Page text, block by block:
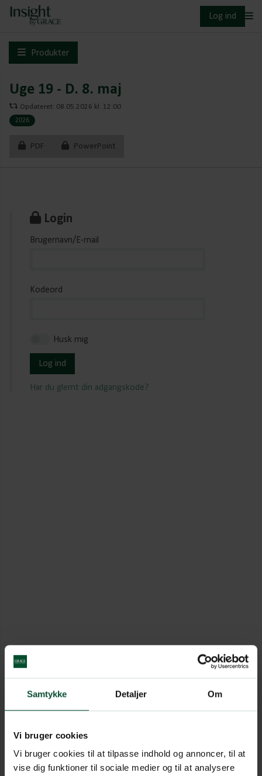
Samtykke Detaljer Om
Vi bruger cookies
Vi bruger cookies til at tilpasse indhold og annoncer, til at
vise dig funktioner til sociale medier og til at analysere
Log ind
Produkter
Uge 19 - D. 8. maj
Opdateret: 08.05.2026 kl. 12:00
2026
PDF PowerPoint
Login
Brugernavn/E-mail
Kodeord
Husk mig
Log ind
Har du glemt din adgangskode?